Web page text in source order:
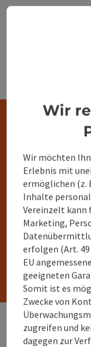
Wir
Wir möchten
Erlebnis mit
ermöglichen (z.
Inhalte
Vereinzelt kann
Marketing,
erfolgen (Art. 49
EU
geeigneten
Somit ist es
Zwecke von
zugreifen und
dagegen zur